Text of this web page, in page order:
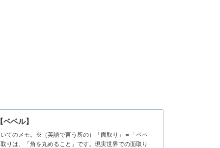
ベル】
てのメモ。※（英語で言う所の）「面取り」＝「ベベ
りは、「角を丸めること」です。現実世界での面取り